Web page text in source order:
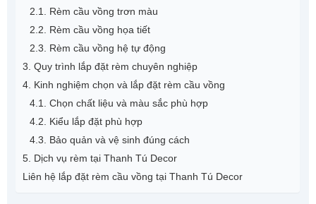
2.1. Rèm cầu vồng trơn màu
2.2. Rèm cầu vồng họa tiết
2.3. Rèm cầu vồng hệ tự động
3. Quy trình lắp đặt rèm chuyên nghiệp
4. Kinh nghiệm chọn và lắp đặt rèm cầu vồng
4.1. Chọn chất liệu và màu sắc phù hợp
4.2. Kiểu lắp đặt phù hợp
4.3. Bảo quản và vệ sinh đúng cách
5. Dịch vụ rèm tại Thanh Tú Decor
Liên hệ lắp đặt rèm cầu vồng tại Thanh Tú Decor